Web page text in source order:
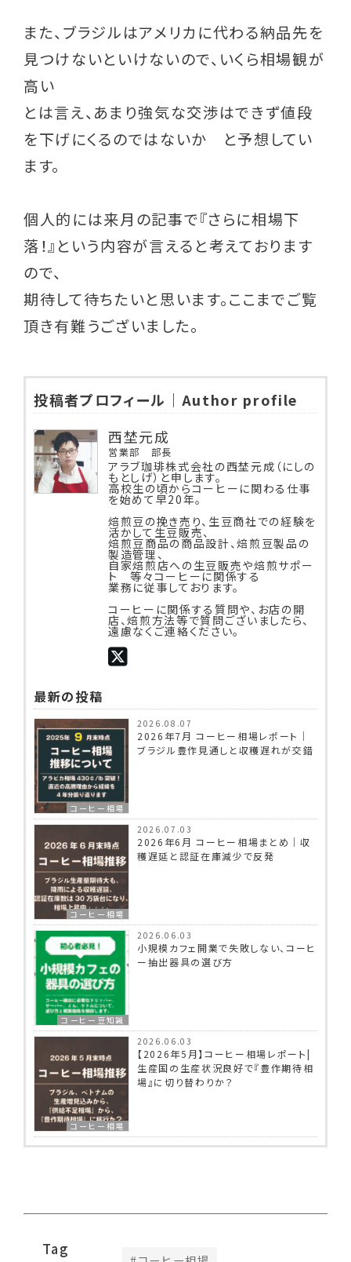
また、ブラジルはアメリカに代わる納品先を
見つけないといけないので、いくら相場観が
高い
とは言え、あまり強気な交渉はできず値段
を下げにくるのではないか と予想してい
ます。
個人的には来月の記事で『さらに相場下
落！』という内容が言えると考えております
ので、
期待して待ちたいと思います。ここまでご覧
頂き有難うございました。
投稿者プロフィール｜Author profile
西埜元成
営業部 部長
アラブ珈琲株式会社の西埜元成（にしの
もとしげ）と申します。
高校生の頃からコーヒーに関わる仕事
を始めて早20年。
焙煎豆の挽き売り、生豆商社での経験を
活かして生豆販売、
焙煎豆商品の商品設計、焙煎豆製品の
製造管理、
自家焙煎店への生豆販売や焙煎サポー
ト 等々コーヒーに関係する
業務に従事しております。
コーヒーに関係する質問や、お店の開
店、焙煎方法等で質問ございましたら、
遠慮なくご連絡ください。
最新の投稿
コーヒー相場
2026.08.07
2026年7月 コーヒー相場レポート｜
ブラジル豊作見通しと収穫遅れが交錯
コーヒー相場
2026.07.03
2026年6月 コーヒー相場まとめ｜収
穫遅延と認証在庫減少で反発
コーヒー豆知識
2026.06.03
小規模カフェ開業で失敗しない、コーヒ
ー抽出器具の選び方
コーヒー相場
2026.06.03
【2026年5月】コーヒー相場レポート|
生産国の生産状況良好で『豊作期待相
場』に切り替わりか？
Tag